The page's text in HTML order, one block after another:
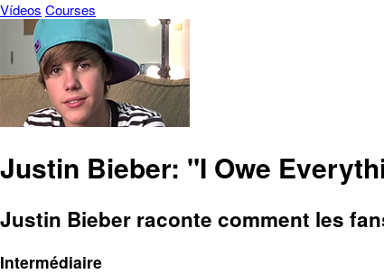
Vídeos Courses
Justin Bieber: "I Owe
Justin Bieber raconte comment les
Intermédiaire